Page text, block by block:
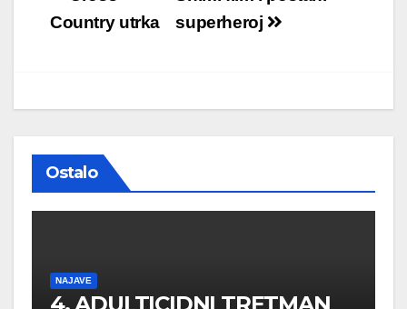
objava
superheroj
Country utrka
Ostalo
NAJAVE